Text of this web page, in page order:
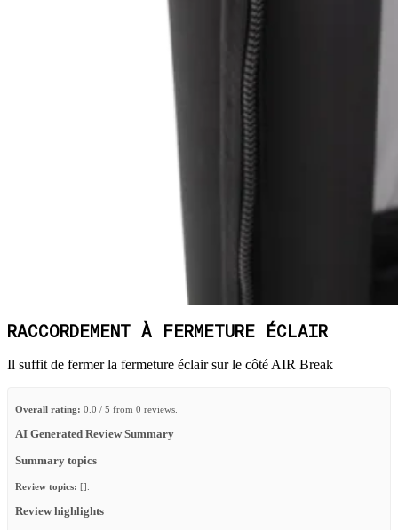
RACCORDEMENT À FERMETURE ÉCLAIR
Il suffit de fermer la fermeture éclair sur le côté AIR Break
Overall rating: 0.0 / 5 from 0 reviews.
AI Generated Review Summary
Summary topics
Review topics: [].
Review highlights